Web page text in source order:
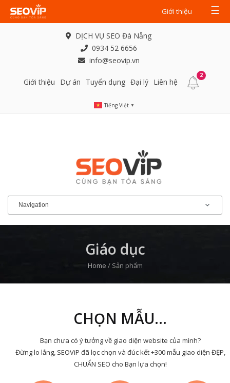
Giới thiệu ☰
DỊCH VỤ SEO Đà Nẵng
0934 52 6656
info@seovip.vn
Giới thiệu Dự án Tuyển dụng Đại lý Liên hệ
2
Tiếng Việt ▼
Giáo dục
Home / Sản phẩm
CHỌN MẪU...
Bạn chưa có ý tưởng về giao diện website của mình?
Đừng lo lắng, SEOViP đã lọc chọn và đúc kết +300 mẫu giao diện ĐẸP,
CHUẨN SEO cho Bạn lựa chọn!